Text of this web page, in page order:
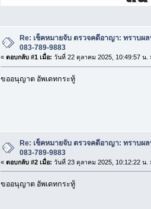
Re: เช็คหมายจับ ตรวจคดีอาญา: ทราบผ
083-789-9883
« ตอบกลับ #1 เมื่อ: วันที่ 22 ตุลาคม 2025, 10:49:57 น.
ขออนุญาต อัพเดทกระทู้
Re: เช็คหมายจับ ตรวจคดีอาญา: ทราบผ
083-789-9883
« ตอบกลับ #2 เมื่อ: วันที่ 23 ตุลาคม 2025, 10:12:22 น.
ขออนุญาต อัพเดทกระทู้